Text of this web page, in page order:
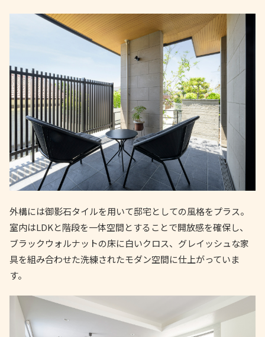
外構には御影石タイルを用いて邸宅としての風格をプラス。
室内はLDKと階段を一体空間とすることで開放感を確保し、
ブラックウォルナットの床に白いクロス、グレイッシュな家
具を組み合わせた洗練されたモダン空間に仕上がっていま
す。